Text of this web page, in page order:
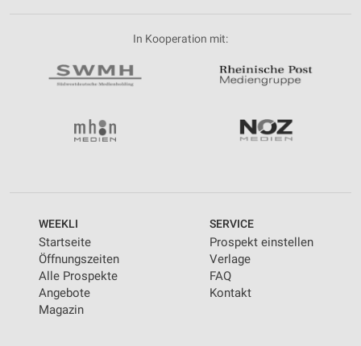
In Kooperation mit:
WEEKLI
Startseite
Öffnungszeiten
Alle Prospekte
Angebote
Magazin
SERVICE
Prospekt einstellen
Verlage
FAQ
Kontakt